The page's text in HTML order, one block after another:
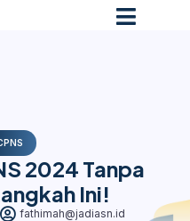
2024 Tanpa
Ini!
fathimah@jadiasn.id